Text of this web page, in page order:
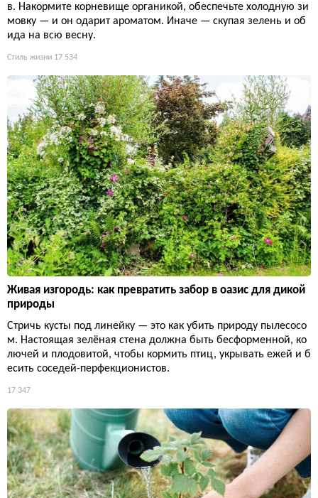
в. Накормите корневище органикой, обеспечьте холодную зи
мовку — и он одарит ароматом. Иначе — скупая зелень и об
ида на всю весну.
Стиль жизни 17 534
Живая изгородь: как превратить забор в оазис для дикой
природы
Стричь кусты под линейку — это как убить природу пылесосо
м. Настоящая зелёная стена должна быть бесформенной, ко
лючей и плодовитой, чтобы кормить птиц, укрывать ежей и б
есить соседей-перфекционистов.
17 347